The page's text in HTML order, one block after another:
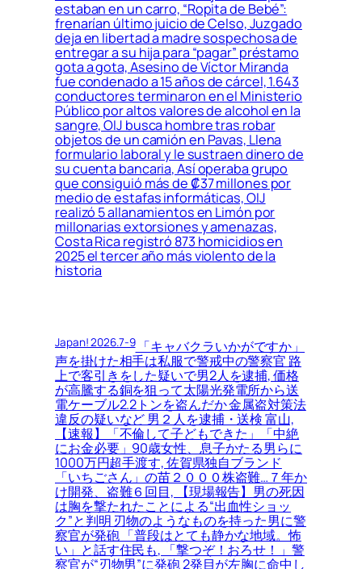
estaban en un carro, “Ropita de Bebé”:
frenarían último juicio de Celso, Juzgado
deja en libertad a madre sospechosa de
entregar a su hija para “pagar” préstamo
gota a gota, Asesino de Víctor Miranda
fue condenado a 15 años de cárcel, 1.643
conductores terminaron en el Ministerio
Público por altos valores de alcohol en la
sangre, OIJ busca hombre tras robar
objetos de un camión en Pavas, Llena
formulario laboral y le sustraen dinero de
su cuenta bancaria, Así operaba grupo
que consiguió más de ₡37 millones por
medio de estafas informáticas, OIJ
realizó 5 allanamientos en Limón por
millonarias extorsiones y amenazas,
Costa Rica registró 873 homicidios en
2025 el tercer año más violento de la
historia
Japan! 2026.7-9「キャバクラいかがですか」
声を掛けた相手は私服で警戒中の警察官 路
上で客引きをした疑いで男2人を逮捕, 価格
が高騰する銅を狙って太陽光発電所から送
電ケーブル2.2トンを盗んだか 金属盗対策法
違反の疑いなど 男２人を逮捕・送検 富山,
【速報】「不倫して子どもできた」「中絶
にお金必要」90歳女性、息子かたる男らに
1000万円超手渡す, 佐賀県独自ブランド
「いちごさん」の苗２０００株盗難…７年か
け開発、盗難６回目, 【現場報告】男の死因
は胸を撃たれたことによる“出血性ショッ
ク”と判明 刃物のようなものを持った男に警
察官が発砲 「普段はとても静かな地域。怖
い」と話す住民も, 「撃つぞ！おろせ！」警
察官が“刃物男”に発砲 2発目が左胸に命中し